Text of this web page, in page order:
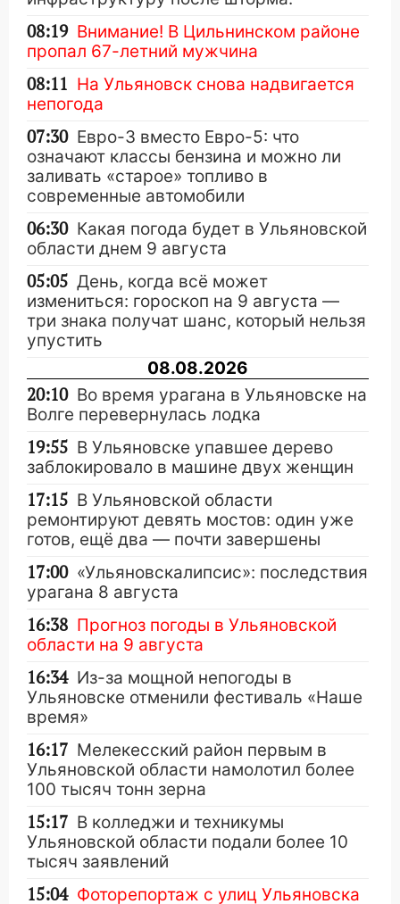
08:19 Внимание! В Цильнинском районе
пропал 67-летний мужчина
08:11 На Ульяновск снова надвигается
непогода
07:30 Евро-3 вместо Евро-5: что
означают классы бензина и можно ли
заливать «старое» топливо в
современные автомобили
06:30 Какая погода будет в Ульяновской
области днем 9 августа
05:05 День, когда всё может
измениться: гороскоп на 9 августа —
три знака получат шанс, который нельзя
упустить
08.08.2026
20:10 Во время урагана в Ульяновске на
Волге перевернулась лодка
19:55 В Ульяновске упавшее дерево
заблокировало в машине двух женщин
17:15 В Ульяновской области
ремонтируют девять мостов: один уже
готов, ещё два — почти завершены
17:00 «Ульяновскалипсис»: последствия
урагана 8 августа
16:38 Прогноз погоды в Ульяновской
области на 9 августа
16:34 Из-за мощной непогоды в
Ульяновске отменили фестиваль «Наше
время»
16:17 Мелекесский район первым в
Ульяновской области намолотил более
100 тысяч тонн зерна
15:17 В колледжи и техникумы
Ульяновской области подали более 10
тысяч заявлений
15:04 Фоторепортаж с улиц Ульяновска